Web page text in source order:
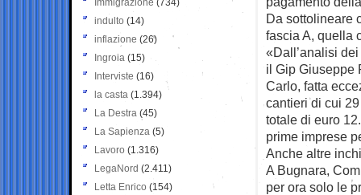
Da sottolineare
fascia A, quella
«Dall’analisi
il Gip Giuseppe
Carlo, fatta
cantieri di cui
totale di euro
prime imprese
Anche altre
A Bugnara,
per ora solo le
Immigrazione (734)
indulto (14)
inflazione (26)
Ingroia (15)
Interviste (16)
la casta (1.394)
La Destra (45)
La Sapienza (5)
Lavoro (1.316)
LegaNord (2.411)
Letta Enrico (154)